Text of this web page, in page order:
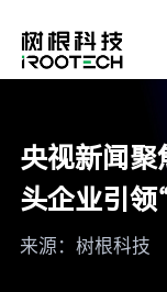
央视新闻聚
头企业引领
来源：树根科技